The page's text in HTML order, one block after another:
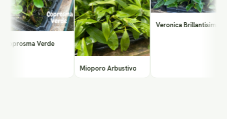
Verde
Mioporo Arbustivo
Veronica Brillantisima